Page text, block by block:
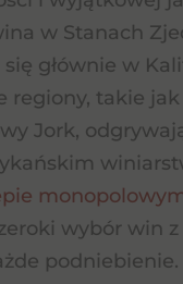
w Stanach
głównie w
regiony, takie
Jork,
wybór win z
podniebienie.